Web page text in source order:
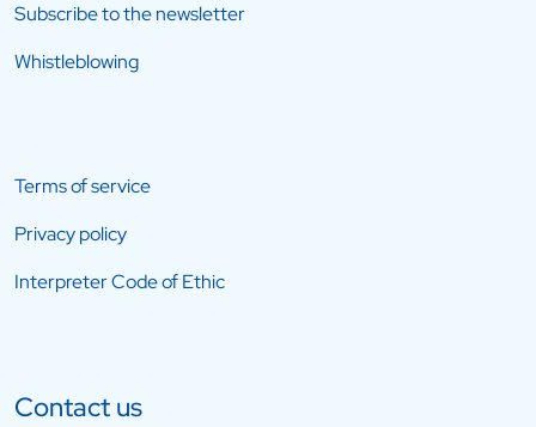
Subscribe to the newsletter
Whistleblowing
Terms of service
Privacy policy
Interpreter Code of Ethic
Contact us